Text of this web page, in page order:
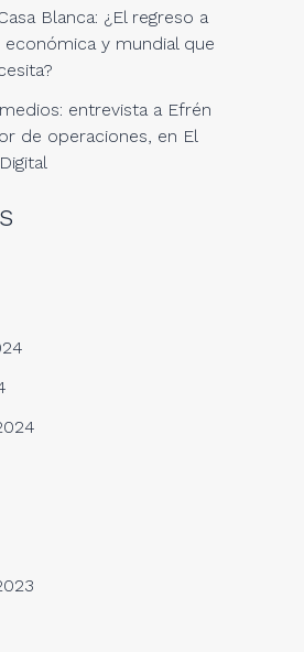
Blanca: ¿El regreso a
económica y mundial que
entrevista a Efrén
de operaciones, en El